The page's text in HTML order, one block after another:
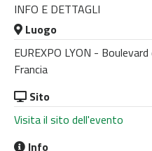
INFO E DETTAGLI
Luogo
EUREXPO LYON -
Francia
Sito
Visita il sito dell'evento
Info